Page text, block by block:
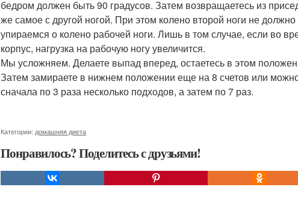
бедром должен быть 90 градусов. Затем возвращаетесь из
же самое с другой ногой. При этом колено второй ноги не
упираемся о колено рабочей ноги. Лишь в том случае, если во
корпус, нагрузка на рабочую ногу увеличится.
Мы усложняем. Делаете выпад вперед, остаетесь в этом
Затем замираете в нижнем положении еще на 8 счетов или
сначала по 3 раза несколько подходов, а затем по 7 раз.
Категории: домашняя диета
Понравилось? Поделитесь с друзьями!